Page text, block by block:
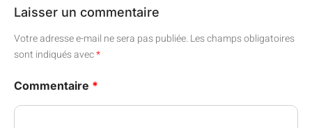
Laisser un commentaire
Votre adresse e-mail ne sera pas publiée. Les champs obligatoires
sont indiqués avec*
Commentaire *